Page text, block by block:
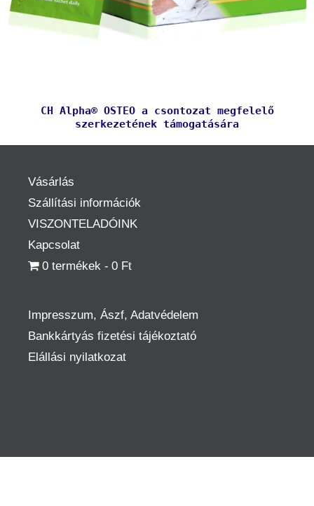
CH Alpha® OSTEO a csontozat megfelelő
szerkezetének támogatására
Vásárlás
Szállítási információk
VISZONTELADÓINK
Kapcsolat
0 termékek
0 Ft
Impresszum, Ászf, Adatvédelem
Bankkártyás fizetési tájékoztató
Elállási nyilatkozat